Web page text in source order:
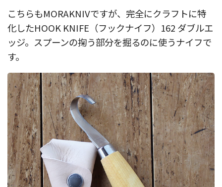
こちらもMORAKNIVですが、完全にクラフトに特
化したHOOK KNIFE（フックナイフ）162 ダブルエ
ッジ。スプーンの掬う部分を掘るのに使うナイフで
す。